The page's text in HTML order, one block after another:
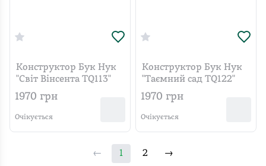
Конструктор Бук Нук
"Світ Вінсента TQ113"
1970 грн
Очікується
Конструктор Бук Нук
"Таємний сад TQ122"
1970 грн
Очікується
← 1 2 →